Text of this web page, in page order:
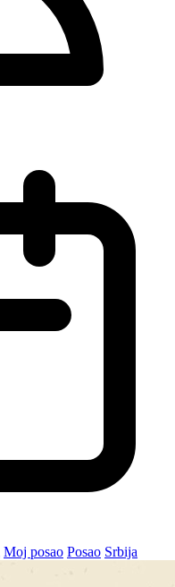
Moj posao Posao Srbija